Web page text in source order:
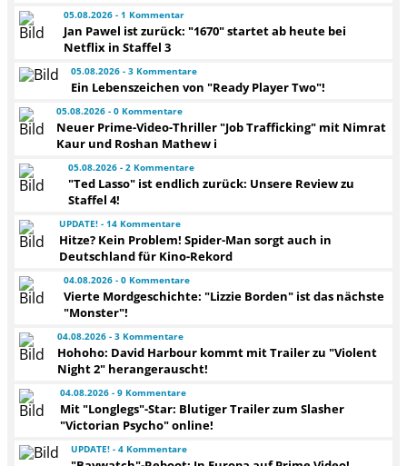
05.08.2026 - 1 Kommentar
Jan Pawel ist zurück: "1670" startet ab heute bei
Netflix in Staffel 3
05.08.2026 - 3 Kommentare
Ein Lebenszeichen von "Ready Player Two"!
05.08.2026 - 0 Kommentare
Neuer Prime-Video-Thriller "Job Trafficking" mit Nimrat
Kaur und Roshan Mathew i
05.08.2026 - 2 Kommentare
"Ted Lasso" ist endlich zurück: Unsere Review zu
Staffel 4!
UPDATE! - 14 Kommentare
Hitze? Kein Problem! Spider-Man sorgt auch in
Deutschland für Kino-Rekord
04.08.2026 - 0 Kommentare
Vierte Mordgeschichte: "Lizzie Borden" ist das nächste
"Monster"!
04.08.2026 - 3 Kommentare
Hohoho: David Harbour kommt mit Trailer zu "Violent
Night 2" herangerauscht!
04.08.2026 - 9 Kommentare
Mit "Longlegs"-Star: Blutiger Trailer zum Slasher
"Victorian Psycho" online!
UPDATE! - 4 Kommentare